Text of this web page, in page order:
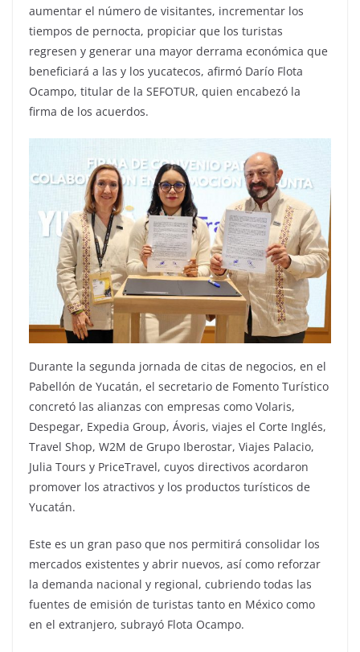
aumentar el número de visitantes, incrementar los
tiempos de pernocta, propiciar que los turistas
regresen y generar una mayor derrama económica que
beneficiará a las y los yucatecos, afirmó Darío Flota
Ocampo, titular de la SEFOTUR, quien encabezó la
firma de los acuerdos.
Durante la segunda jornada de citas de negocios, en el
Pabellón de Yucatán, el secretario de Fomento Turístico
concretó las alianzas con empresas como Volaris,
Despegar, Expedia Group, Ávoris, viajes el Corte Inglés,
Travel Shop, W2M de Grupo Iberostar, Viajes Palacio,
Julia Tours y PriceTravel, cuyos directivos acordaron
promover los atractivos y los productos turísticos de
Yucatán.
Este es un gran paso que nos permitirá consolidar los
mercados existentes y abrir nuevos, así como reforzar
la demanda nacional y regional, cubriendo todas las
fuentes de emisión de turistas tanto en México como
en el extranjero, subrayó Flota Ocampo.